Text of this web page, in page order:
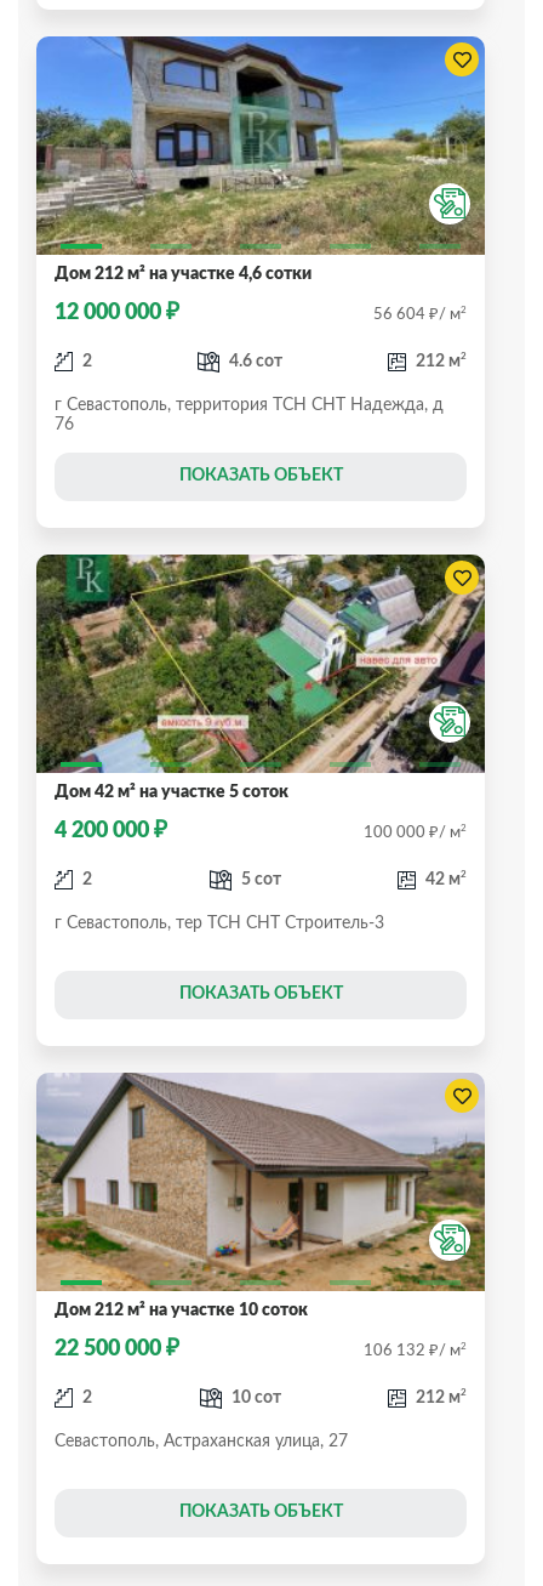
Дом 212 м² на участке 4,6 сотки
12 000 000 ₽ 56 604 ₽/ м2
2 4.6 сот 212 м2
г Севастополь, территория ТСН СНТ Надежда, д
76
ПОКАЗАТЬ ОБЪЕКТ
Дом 42 м² на участке 5 соток
4 200 000 ₽ 100 000 ₽/ м2
2 5 сот 42 м2
г Севастополь, тер ТСН СНТ Строитель-3
ПОКАЗАТЬ ОБЪЕКТ
Дом 212 м² на участке 10 соток
22 500 000 ₽ 106 132 ₽/ м2
2 10 сот 212 м2
Севастополь, Астраханская улица, 27
ПОКАЗАТЬ ОБЪЕКТ